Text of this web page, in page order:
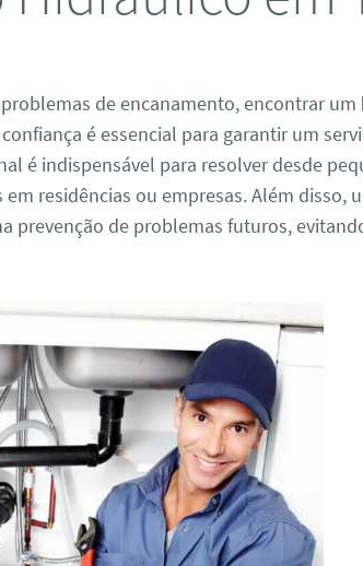
de encanamento, encontrar um
é essencial para garantir um
é indispensável para resolver desde
residências ou empresas. Além disso,
prevenção de problemas futuros,